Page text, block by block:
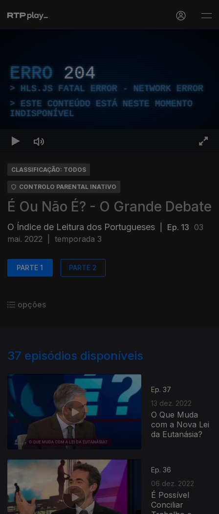
ERRO 204
HLS.JS FATAL ERROR - NETWORK ERROR
ESTE CONTEÚDO ESTÁ NESTE MOMENTO
INDISPONÍVEL
CLASSIFICAÇÃO: TODOS
CONTROLO PARENTAL INATIVO
É Ou Não É? - O Grande Debate
O Índice de Leitura dos Portugueses Ep. 13 03
mai. 2022
temporada 3
PARTE 1 PARTE 2
opções
37 episódios disponíveis
Ep. 37
13 dez. 2022
O Que Muda
com a Nova Lei
da Eutanásia?
Ep. 36
06 dez. 2022
É Possível
Conciliar